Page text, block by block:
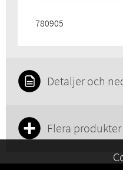
780905
Detaljer och
Flera produkter